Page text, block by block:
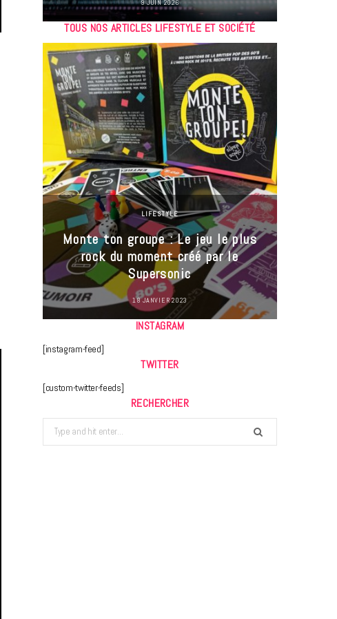
9 JUIN 2026
TOUS NOS ARTICLES LIFESTYLE ET SOCIÉTÉ
LIFESTYLE
Monte ton groupe : Le jeu le plus
rock du moment créé par le
Supersonic
18 JANVIER 2023
INSTAGRAM
[instagram-feed]
TWITTER
[custom-twitter-feeds]
RECHERCHER
Search
for: